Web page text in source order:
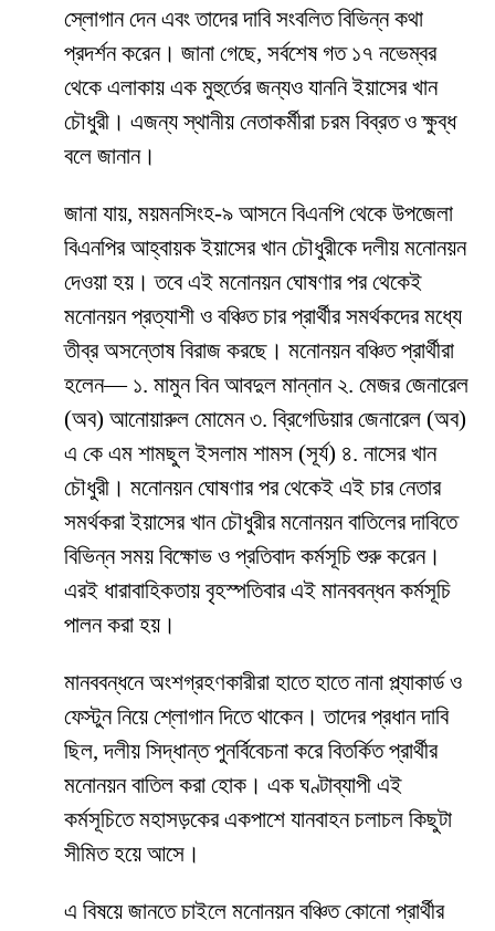
স্লোগান দেন এবং তাদের দাবি সংবলিত বিভিন্ন কথা
প্রদর্শন করেন। জানা গেছে, সর্বশেষ গত ১৭ নভেম্বর
থেকে এলাকায় এক মুহুর্তের জন্যও যাননি ইয়াসের খান
চৌধুরী। এজন্য স্থানীয় নেতাকর্মীরা চরম বিব্রত ও ক্ষুব্ধ
বলে জানান।
জানা যায়, ময়মনসিংহ-৯ আসনে বিএনপি থেকে উপজেলা
বিএনপির আহ্বায়ক ইয়াসের খান চৌধুরীকে দলীয় মনোনয়ন
দেওয়া হয়। তবে এই মনোনয়ন ঘোষণার পর থেকেই
মনোনয়ন প্রত্যাশী ও বঞ্চিত চার প্রার্থীর সমর্থকদের মধ্যে
তীব্র অসন্তোষ বিরাজ করছে। মনোনয়ন বঞ্চিত প্রার্থীরা
হলেন— ১. মামুন বিন আবদুল মান্নান ২. মেজর জেনারেল
(অব) আনোয়ারুল মোমেন ৩. ব্রিগেডিয়ার জেনারেল (অব)
এ কে এম শামছুল ইসলাম শামস (সূর্য) ৪. নাসের খান
চৌধুরী। মনোনয়ন ঘোষণার পর থেকেই এই চার নেতার
সমর্থকরা ইয়াসের খান চৌধুরীর মনোনয়ন বাতিলের দাবিতে
বিভিন্ন সময় বিক্ষোভ ও প্রতিবাদ কর্মসূচি শুরু করেন।
এরই ধারাবাহিকতায় বৃহস্পতিবার এই মানববন্ধন কর্মসূচি
পালন করা হয়।
মানববন্ধনে অংশগ্রহণকারীরা হাতে হাতে নানা প্ল্যাকার্ড ও
ফেস্টুন নিয়ে শ্লোগান দিতে থাকেন। তাদের প্রধান দাবি
ছিল, দলীয় সিদ্ধান্ত পুনর্বিবেচনা করে বিতর্কিত প্রার্থীর
মনোনয়ন বাতিল করা হোক। এক ঘণ্টাব্যাপী এই
কর্মসূচিতে মহাসড়কের একপাশে যানবাহন চলাচল কিছুটা
সীমিত হয়ে আসে।
এ বিষয়ে জানতে চাইলে মনোনয়ন বঞ্চিত কোনো প্রার্থীর